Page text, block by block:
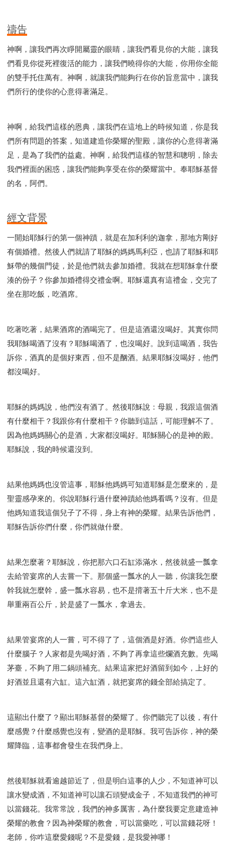
禱告
神啊，讓我們再次睜開屬靈的眼睛，讓我們看見你的大能，讓我
們看見你從死裡復活的能力，讓我們曉得你的大能，你用你全能
的雙手托住萬有。神啊，就讓我們能夠行在你的旨意當中，讓我
們所行的使你的心意得著滿足。
神啊，給我們這樣的恩典，讓我們在這地上的時候知道，你是我
們所有問題的答案，知道建造你榮耀的聖殿，讓你的心意得著滿
足，是為了我們的益處。神啊，給我們這樣的智慧和聰明，除去
我們裡面的困惑，讓我們能夠享受在你的榮耀當中。奉耶穌基督
的名，阿們。
經文背景
一開始耶穌行的第一個神蹟，就是在加利利的迦拿，那地方剛好
有個婚禮。然後人們就請了耶穌的媽媽馬利亞，也請了耶穌和耶
穌帶的幾個門徒，於是他們就去參加婚禮。我就在想耶穌拿什麼
湊的份子？你參加婚禮得交禮金啊。耶穌還真有這禮金，交完了
坐在那吃飯，吃酒席。
吃著吃著，結果酒席的酒喝完了。但是這酒還沒喝好。其實你問
我耶穌喝酒了沒有？耶穌喝酒了，也沒喝好。說到這喝酒，我告
訴你，酒真的是個好東西，但不是酗酒。結果耶穌沒喝好，他們
都沒喝好。
耶穌的媽媽說，他們沒有酒了。然後耶穌說：母親，我跟這個酒
有什麼相干？我跟你有什麼相干？你聽到這話，可能理解不了。
因為他媽媽關心的是酒，大家都沒喝好。耶穌關心的是神的殿。
耶穌說，我的時候還沒到。
結果他媽媽也沒管這事，耶穌他媽媽可知道耶穌是怎麼來的，是
聖靈感孕來的。你說耶穌行過什麼神蹟給他媽看嗎？沒有。但是
他媽知道我這個兒子了不得，身上有神的榮耀。結果告訴他們，
耶穌告訴你們什麼，你們就做什麼。
結果怎麼著？耶穌說，你把那六口石缸添滿水，然後就盛一瓢拿
去給管宴席的人去嘗一下。那個盛一瓢水的人一聽，你讓我怎麼
幹我就怎麼幹，盛一瓢水容易，也不是揹著五十斤大米，也不是
舉重兩百公斤，於是盛了一瓢水，拿過去。
結果管宴席的人一嘗，可不得了了，這個酒是好酒。你們這些人
什麼腦子？人家都是先喝好酒，不夠了再拿這些爛酒充數。先喝
茅臺，不夠了用二鍋頭補充。結果這家把好酒留到如今，上好的
好酒並且還有六缸。這六缸酒，就把宴席的錢全部給搞定了。
這顯出什麼了？顯出耶穌基督的榮耀了。你們聽完了以後，有什
麼感覺？什麼感覺也沒有，變酒的是耶穌。我可告訴你，神的榮
耀降臨，這事都會發生在我們身上。
然後耶穌就看逾越節近了，但是明白這事的人少，不知道神可以
讓水變成酒，不知道神可以讓石頭變成金子，不知道我們的神可
以當錢花。我常常說，我們的神多厲害，為什麼我要定意建造神
榮耀的教會？因為神榮耀的教會，可以當藥吃，可以當錢花呀！
老師，你咋這麼愛錢呢？不是愛錢，是我愛神哪！